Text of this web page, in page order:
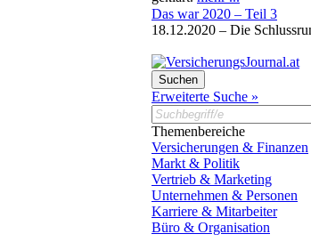
Das war 2020 – Teil 3
18.12.2020 – Die
Erweiterte Suche »
Themenbereiche
Versicherungen & Finanzen
Markt & Politik
Vertrieb & Marketing
Unternehmen & Personen
Karriere & Mitarbeiter
Büro & Organisation